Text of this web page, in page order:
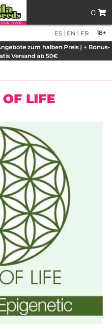
0
18+
ES | EN | FR
zum halben Preis | + Bonus-
Versand ab 50€
LIFE